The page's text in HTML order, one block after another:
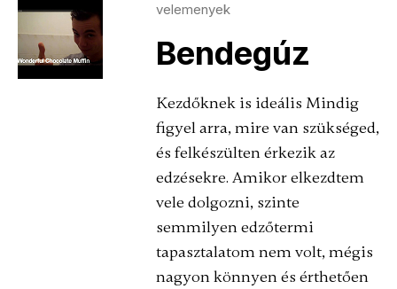
velemenyek
Bendegúz
Kezdőknek is ideális Mindig
figyel arra, mire van szükséged,
és felkészülten érkezik az
edzésekre. Amikor elkezdtem
vele dolgozni, szinte
semmilyen edzőtermi
tapasztalatom nem volt, mégis
nagyon könnyen és érthetően